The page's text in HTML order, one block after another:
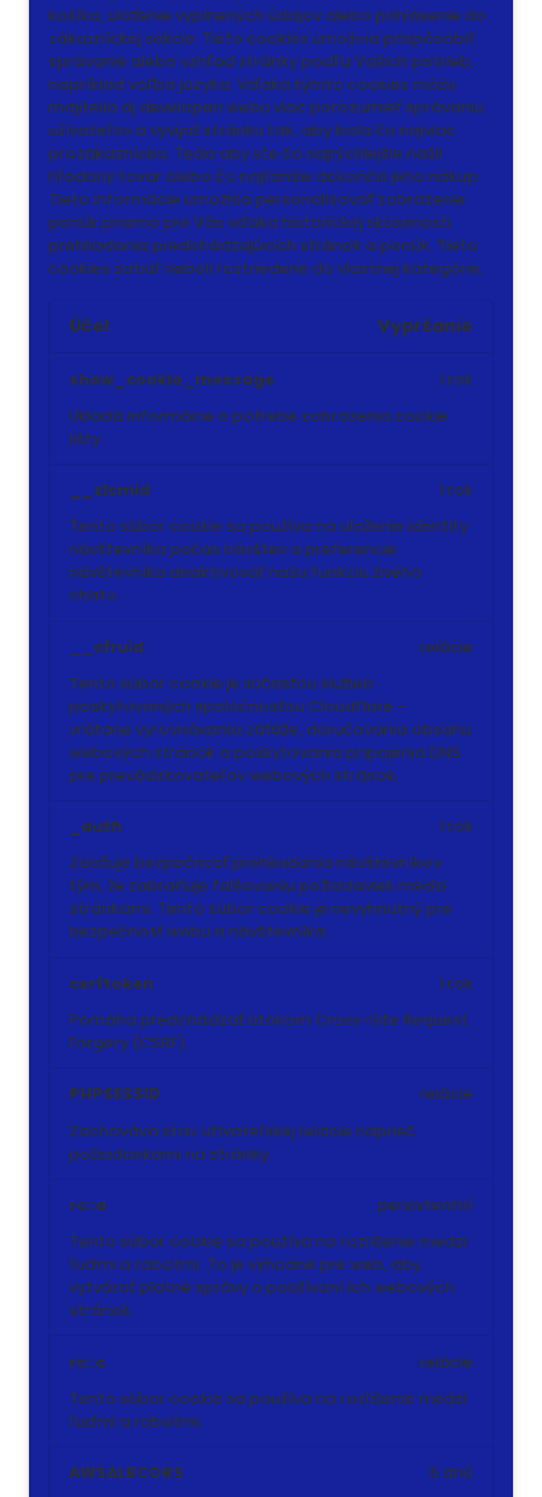
košíka, uloženie vyplnených údajov alebo prihlásenie do
zákazníckej sekcie. Tieto cookies umožnia prispôsobiť
správanie alebo vzhľad stránky podľa Vašich potrieb,
napríklad voľba jazyka. Vďaka týmto cookies môžu
majitelia aj developeri webu viac porozumieť správaniu
užívateľov a vyvijať stránku tak, aby bola čo najviac
prozákaznícka. Teda aby ste čo najrýchlejšie našli
hľadaný tovar alebo čo najľahšie dokončili jeho nákup.
Tieto informácie umožnia personalizovať zobrazenie
ponúk priamo pre Vás vďaka historickej skúsenosti
prehliadania predchádzajúcich stránok a ponúk. Tieto
cookies zatiaľ neboli roztriedené do vlastnej kategórie.
Účel Vypršanie
show_cookie_message
Ukladá informácie o potrebe zobrazenia cookie
lišty
1 rok
__zlcmid
Tento súbor cookie sa používa na uloženie identity
návštevníka počas návštev a preferencie
návštevníka deaktivovať našu funkciu živého
chatu.
1 rok
__cfruid
Tento súbor cookie je súčasťou služieb
poskytovaných spoločnosťou Cloudflare –
vrátane vyrovnávania záťaže, doručovania obsahu
webových stránok a poskytovania pripojenia DNS
pre prevádzkovateľov webových stránok.
relácie
_auth
Zaisťuje bezpečnosť prehliadania návštevníkov
tým, že zabraňuje falšovaniu požiadaviek medzi
stránkami. Tento súbor cookie je nevyhnutný pre
bezpečnosť webu a návštevníka.
1 rok
csrftoken
Pomáha predchádzať útokom Cross-Site Request
Forgery (CSRF).
1 rok
PHPSESSID
Zachováva stav užívateľskej relácie naprieč
požiadavkami na stránky.
relácie
rc::a
Tento súbor cookie sa používa na rozlíšenie medzi
ľuďmi a robotmi. To je výhodné pre web, aby
vytvárať platné správy o používaní ich webových
stránok.
persistentní
rc::c
Tento súbor cookie sa používa na rozlíšenie medzi
ľuďmi a robotmi.
relácie
AWSALBCORS
6 dnů